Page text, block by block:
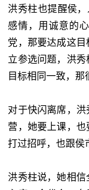
洪秀柱也提醒侯
感情，用诚意的
党，那要达成这
立参选问题，洪
目标相同一致，那
对于快闪离席，
营，她要上课，
打过招呼，也跟侯
洪秀柱说，她相